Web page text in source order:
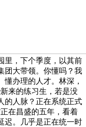
里，下个季度，以其前
团大带领。你懂吗？我
办理的人才。林深，
来的练习生，若是没
的人脉？正在系统正式
在昌盛的五年，看着
迟。几乎是正在统一时